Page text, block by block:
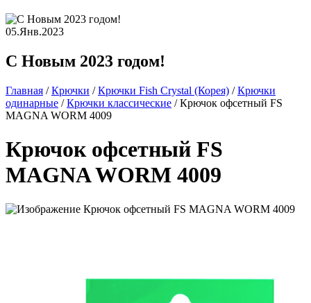
05.Янв.2023
С Новым 2023 годом!
Главная /Крючки /Крючки Fish Crystal (Корея) /Крючки
одинарные /Крючки классические /Крючок офсетный FS
MAGNA WORM 4009
Крючок офсетный FS
MAGNA WORM 4009